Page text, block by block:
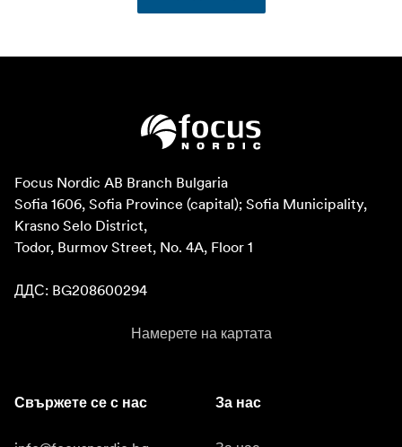
Focus Nordic AB Branch Bulgaria
Sofia 1606, Sofia Province (capital); Sofia Municipality,
Krasno Selo District,
Todor, Burmov Street, No. 4A, Floor 1
ДДС: BG208600294
Намерете на картата
Свържете се с нас За нас